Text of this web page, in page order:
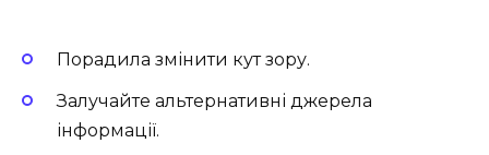
Порадила змінити кут зору.
Залучайте альтернативні джерела
інформації.